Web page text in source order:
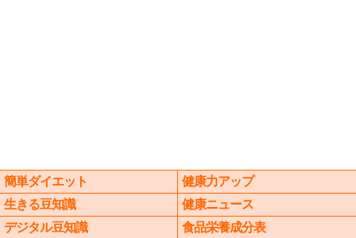
簡単ダイエット
健康力アップ
生きる豆知識
健康ニュース
デジタル豆知識
食品栄養成分表